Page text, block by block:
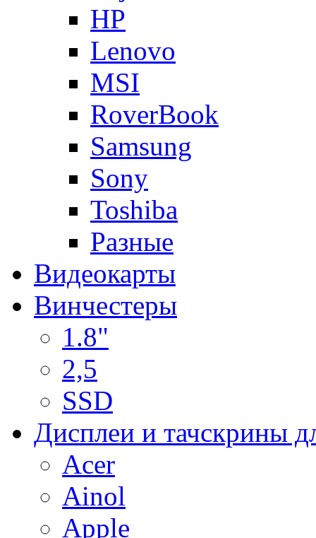
HP
Lenovo
MSI
RoverBook
Samsung
Sony
Toshiba
Разные
Видеокарты
Винчестеры
1.8"
2,5
SSD
Дисплеи и тачскрины
Acer
Ainol
Apple